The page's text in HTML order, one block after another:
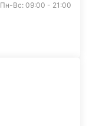
Пн-Вс: 09:00 - 21:00